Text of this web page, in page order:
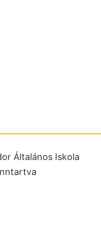
Általános Iskola